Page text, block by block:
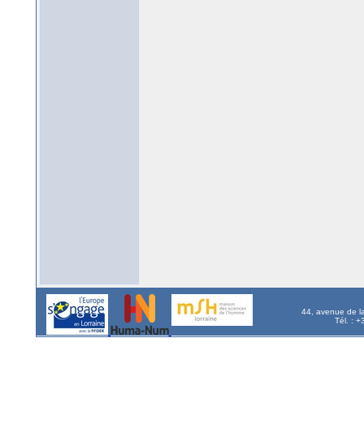
44, avenue de
Tél. :